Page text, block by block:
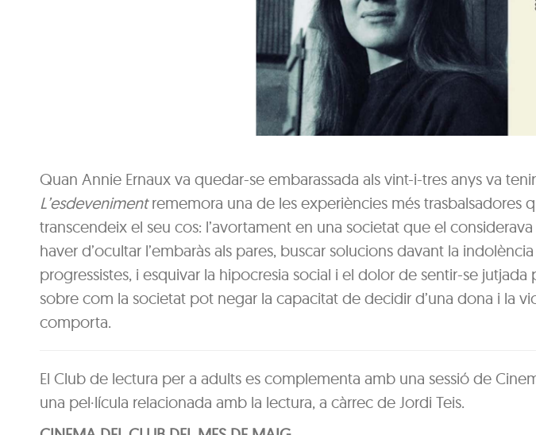
Quan Annie Ernaux va quedar-se embarassada als vint-i-tres anys va
L’esdevenimentrememora una de les experiències més trasbalsadores
transcendeix el seu cos: l’avortament en una societat que el
haver d’ocultar l’embaràs als pares, buscar solucions davant la
progressistes, i esquivar la hipocresia social i el dolor de sentir-se
sobre com la societat pot negar la capacitat de decidir d’una dona i la
comporta.
El Club de lectura per a adults es complementa amb una sessió de
una pel·lícula relacionada amb la lectura, a càrrec de Jordi Teis.